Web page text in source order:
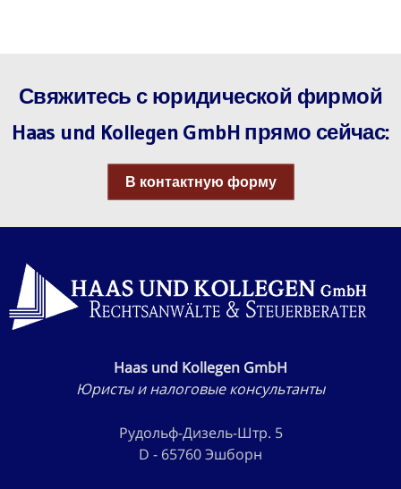
Свяжитесь с юридической фирмой
Haas und Kollegen GmbH прямо сейчас:
В контактную форму
Haas und Kollegen GmbH
Юристы и налоговые консультанты
Рудольф-Дизель-Штр. 5
D - 65760 Эшборн